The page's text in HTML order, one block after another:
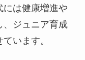
には健康増進や
、ジュニア育成
います。